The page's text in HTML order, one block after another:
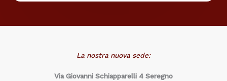
La nostra nuova sede:
Via Giovanni Schiapparelli 4 Seregno